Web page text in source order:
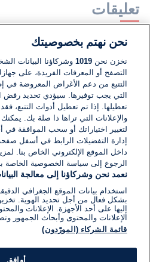
تعليقات
لا توجد تعليقات مكتوبة حتى
اكتب تعليقًا جديدًا ...
نحن نهتم بخصوصيتك
نخزن نحن1019 وشركاؤنا البيانات
التصفح أو المعرفات الفريدة، على
التتبع من دعم الأغراض المعروضة في
التي يجب توفيرها. سيؤدي تحديد
تعطيلها. إذا تم تعطيل أدوات التتبع،
والإعلانات التي تراها ذا صلة بك.
لتغيير اختياراتك أو سحب الموافقة
إدارة التفضيلات الرابط في أسفل
داخل الموقع الإلكتروني الخاص بنا.
الرجوع إلى سياسة الخصوصية الخاصة
نعمد نحن وشركاؤنا إلى معالجة
استخدام بيانات الموقع الجغرافي
بشكل فعال من أجل تحديد الهوية.
إليها على أحد الأجهزة. الإعلانات
الإعلانات والمحتوى وأبحاث الجمهور
قائمة الشركاء (المورّدون)
أوافق